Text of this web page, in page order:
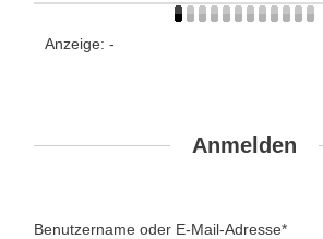
Anzeige: -
Anmelden
Benutzername oder E-Mail-Adresse*